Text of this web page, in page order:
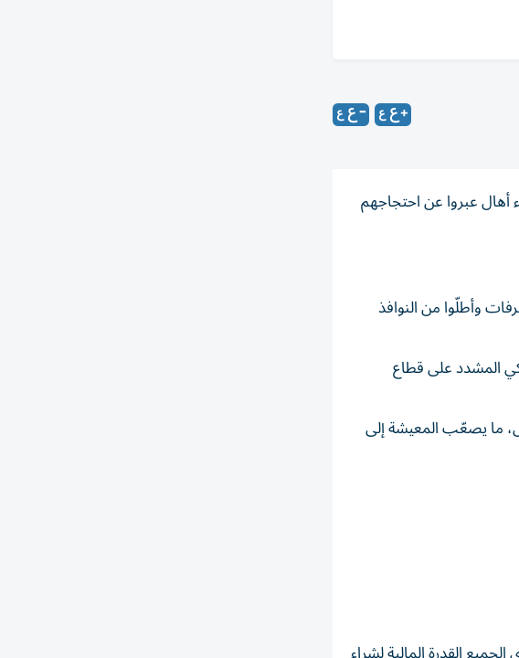
أهال عبروا عن احتجاجهم
وأطلّوا من النوافذ
المشدد على قطاع
ما يصعّب المعيشة إلى